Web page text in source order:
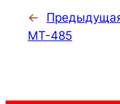
←
MT-485